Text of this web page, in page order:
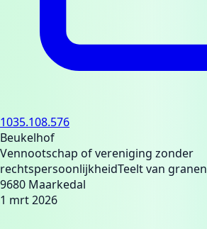
1035.108.576
Beukelhof
Vennootschap of vereniging zonder
rechtspersoonlijkheidTeelt van granen
9680 Maarkedal
1 mrt 2026